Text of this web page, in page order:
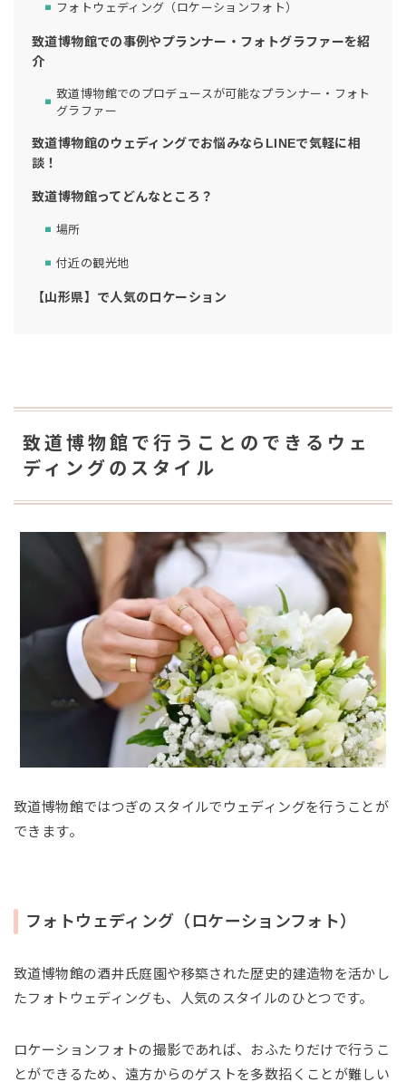
フォトウェディング（ロケーションフォト）
致道博物館での事例やプランナー・フォトグラファーを紹
介
致道博物館でのプロデュースが可能なプランナー・フォト
グラファー
致道博物館のウェディングでお悩みならLINEで気軽に相
談！
致道博物館ってどんなところ？
場所
付近の観光地
【山形県】で人気のロケーション
致道博物館で行うことのできるウェ
ディングのスタイル
致道博物館ではつぎのスタイルでウェディングを行うことが
できます。
フォトウェディング（ロケーションフォト）
致道博物館の酒井氏庭園や移築された歴史的建造物を活かし
たフォトウェディングも、人気のスタイルのひとつです。
ロケーションフォトの撮影であれば、おふたりだけで行うこ
とができるため、遠方からのゲストを多数招くことが難しい